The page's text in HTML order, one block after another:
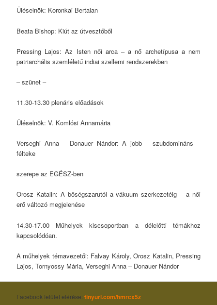
Üléselnök: Koronkai Bertalan
Beata Bishop: Kiút az útvesztőből
Pressing Lajos: Az Isten női arca – a nő archetípusa a nem
patriarchális szemléletű indiai szellemi rendszerekben
– szünet –
11.30-13.30 plenáris előadások
Üléselnök: V. Komlósi Annamária
Verseghi Anna – Donauer Nándor: A jobb – szubdomináns –
félteke
szerepe az EGÉSZ-ben
Orosz Katalin: A bőségszarutól a vákuum szerkezetéig – a női
erő változó megjelenése
14.30-17.00 Műhelyek kiscsoportban a délelőtti témákhoz
kapcsolódóan.
A műhelyek témavezetői: Falvay Károly, Orosz Katalin, Pressing
Lajos, Tornyossy Mária, Verseghi Anna – Donauer Nándor
Facebook felület elérése:tinyurl.com/hmrcx5z